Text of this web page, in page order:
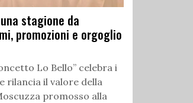
stagione da
promozioni e orgoglio
Lo Bello” celebra i
rilancia il valore della
promosso alla